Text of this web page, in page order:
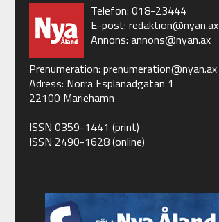
Telefon: 018-23444
E-post: redaktion@nyan.ax
Annons: annons@nyan.ax
Prenumeration: prenumeration@nyan.ax
Adress: Norra Esplanadgatan 1
22100 Mariehamn
ISSN 0359-1441 (print)
ISSN 2490-1628 (online)